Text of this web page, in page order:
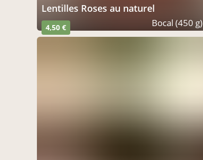
Lentilles Roses au naturel
4,50 € Bocal (450 g)